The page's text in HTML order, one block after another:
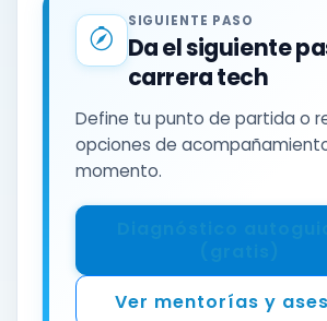
SIGUIENTE PASO
Da el siguiente
carrera tech
Define tu punto de partida o
opciones de
momento.
Ver mentorías y